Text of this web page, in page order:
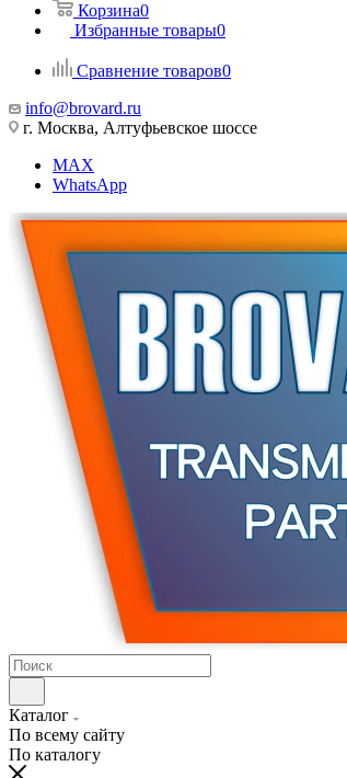
Корзина0
Избранные товары0
Сравнение товаров0
info@brovard.ru
г. Москва, Алтуфьевское шоссе
MAX
WhatsApp
Каталог
По всему сайту
По каталогу